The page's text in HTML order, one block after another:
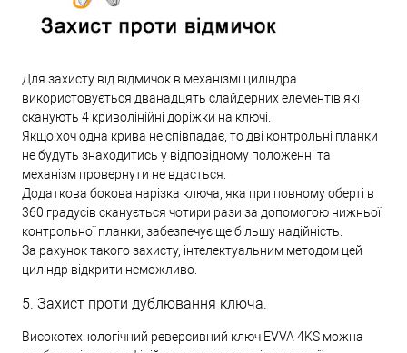
Для захисту від відмичок в механізмі циліндра
використовується дванадцять слайдерних елементів які
сканують 4 криволінійні доріжки на ключі.
Якщо хоч одна крива не співпадає, то дві контрольні планки
не будуть знаходитись у відповідному положенні та
механізм провернути не вдасться.
Додаткова бокова нарізка ключа, яка при повному оберті в
360 градусів сканується чотири рази за допомогою нижньої
контрольної планки, забезпечує ще більшу надійність.
За рахунок такого захисту, інтелектуальним методом цей
циліндр відкрити неможливо.
5. Захист проти дублювання ключа.
Високотехнологічний реверсивний ключ EVVA 4KS можна